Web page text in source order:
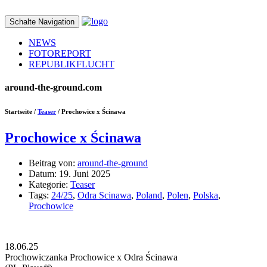
Schalte Navigation
NEWS
FOTOREPORT
REPUBLIKFLUCHT
around-the-ground.com
Startseite / Teaser / Prochowice x Ścinawa
Prochowice x Ścinawa
Beitrag von: around-the-ground
Datum: 19. Juni 2025
Kategorie: Teaser
Tags: 24/25, Odra Scinawa, Poland, Polen, Polska,
Prochowice
18.06.25
Prochowiczanka Prochowice x Odra Ścinawa